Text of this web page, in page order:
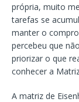
própria, muito
tarefas se
manter o
percebeu que
priorizar o que
conhecer a
A matriz de